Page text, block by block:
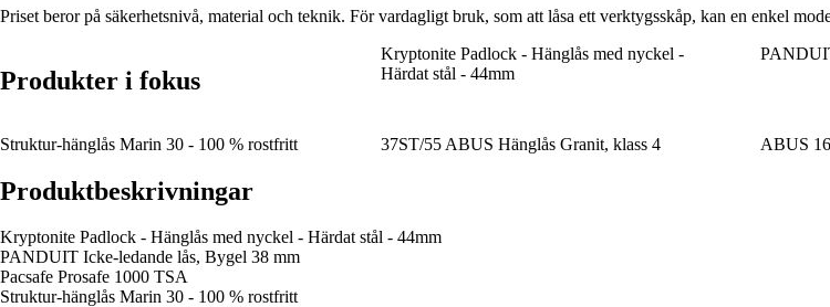
Priset beror på säkerhetsnivå, material och teknik. För vardagligt bruk, som att låsa ett verktygsskåp, kan en enkel
Produkter i fokus
Kryptonite Padlock - Hänglås med nyckel -
Härdat stål - 44mm
Struktur-hänglås Marin 30 - 100 % rostfritt 37ST/55 ABUS Hänglås Granit, klass 4 ABUS
Produktbeskrivningar
Kryptonite Padlock - Hänglås med nyckel - Härdat stål - 44mm
PANDUIT Icke-ledande lås, Bygel 38 mm
Pacsafe Prosafe 1000 TSA
Struktur-hänglås Marin 30 - 100 % rostfritt